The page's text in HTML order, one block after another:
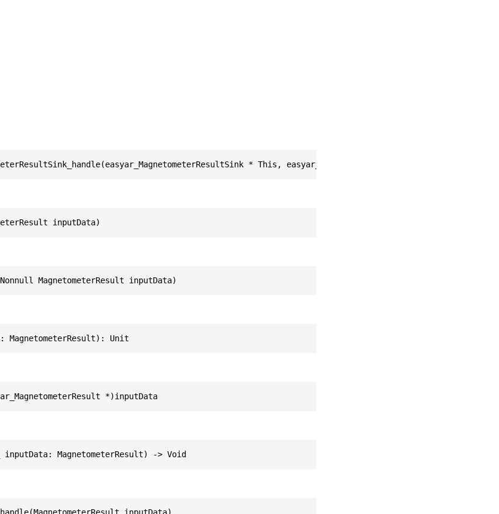
* This, easyar_MagnetometerResult inputData)
inputData)
MagnetometerResult inputData)
MagnetometerResult): Unit
*)inputData
MagnetometerResult) -> Void
inputData)